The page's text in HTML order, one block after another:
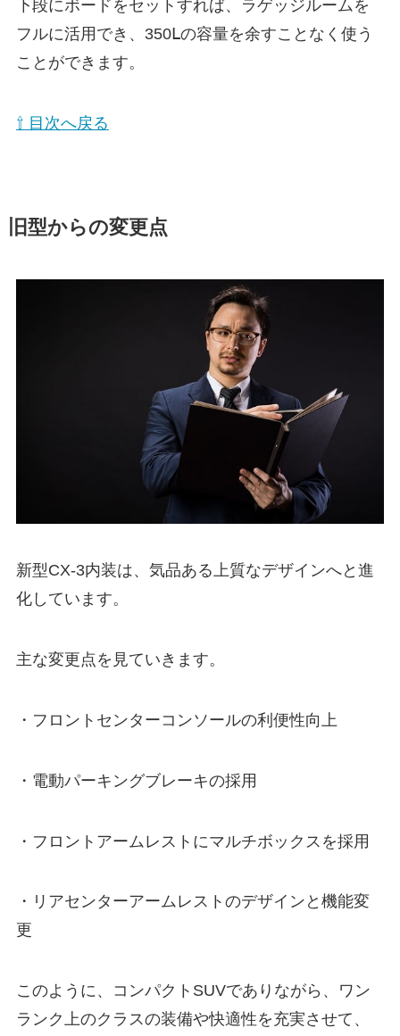
下段にボードをセットすれば、ラゲッジルームを
フルに活用でき、350Ⅼの容量を余すことなく使う
ことができます。
⇧ 目次へ戻る
旧型からの変更点
新型CX-3内装は、気品ある上質なデザインへと進
化しています。
主な変更点を見ていきます。
・フロントセンターコンソールの利便性向上
・電動パーキングブレーキの採用
・フロントアームレストにマルチボックスを採用
・リアセンターアームレストのデザインと機能変
更
このように、コンパクトSUVでありながら、ワン
ランク上のクラスの装備や快適性を充実させて、